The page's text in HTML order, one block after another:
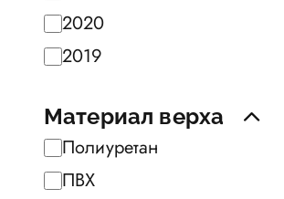
2020
2019
Материал верха
Полиуретан
ПВХ